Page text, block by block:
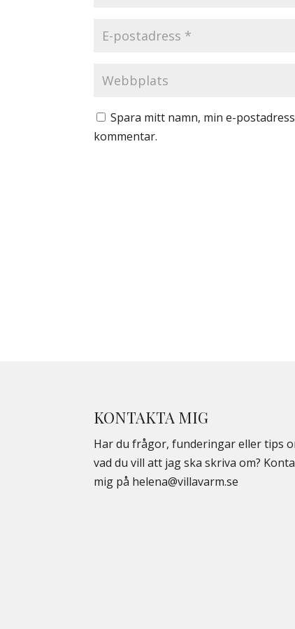
Spara mitt namn, min e-
kommentar.
KONTAKTA MIG
Har du frågor, funderingar eller tips
vad du vill att jag ska skriva om?
mig på helena@villavarm.se